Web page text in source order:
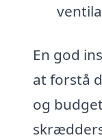
En god
at forstå
og